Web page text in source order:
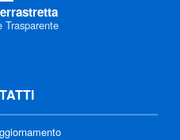
Trasparente